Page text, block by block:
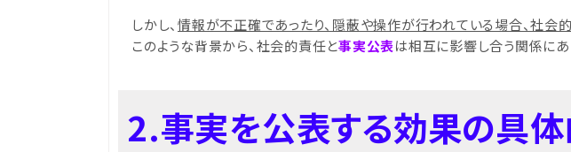
しかし、 情報が不正確であったり、隠蔽や操作が行われている場合、社会
このような背景から、社会的責任と事実公表は相互に影響し合う関係にあ
2.事実を公表する効果の具